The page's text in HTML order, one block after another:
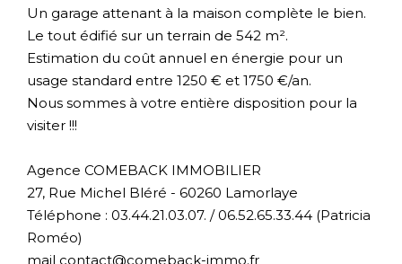
Un garage attenant à la maison complète le bien.
Le tout édifié sur un terrain de 542 m².
Estimation du coût annuel en énergie pour un
usage standard entre 1250 € et 1750 €/an.
Nous sommes à votre entière disposition pour la
visiter !!!
Agence COMEBACK IMMOBILIER
27, Rue Michel Bléré - 60260 Lamorlaye
Téléphone : 03.44.21.03.07. / 06.52.65.33.44 (Patricia
Roméo)
mail contact@comeback-immo.fr